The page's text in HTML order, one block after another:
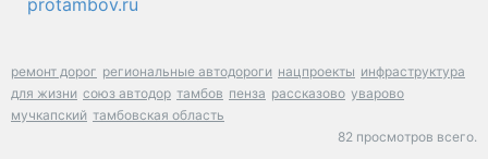
protambov.ru
ремонт дорог региональные автодороги нацпроекты инфраструктура
для жизни союз автодор тамбов пенза рассказово уварово
мучкапский тамбовская область
82 просмотров всего.